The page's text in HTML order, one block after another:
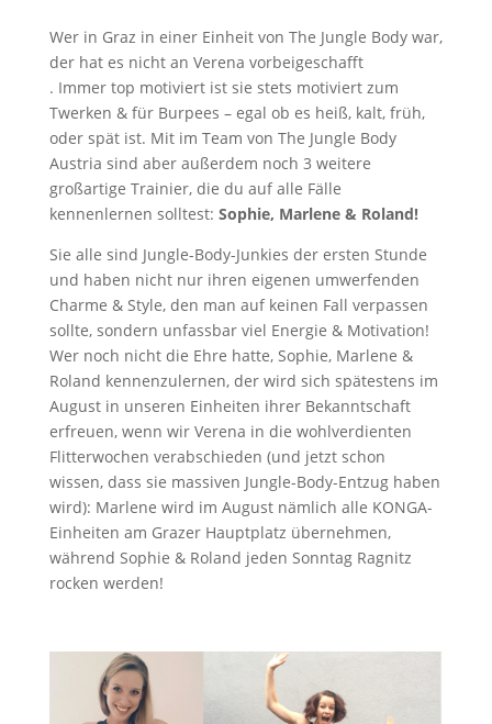
Wer in Graz in einer Einheit von The Jungle Body war,
der hat es nicht an Verena vorbeigeschafft
. Immer top motiviert ist sie stets motiviert zum
Twerken & für Burpees – egal ob es heiß, kalt, früh,
oder spät ist. Mit im Team von The Jungle Body
Austria sind aber außerdem noch 3 weitere
großartige Trainier, die du auf alle Fälle
kennenlernen solltest: Sophie, Marlene & Roland!
Sie alle sind Jungle-Body-Junkies der ersten Stunde
und haben nicht nur ihren eigenen umwerfenden
Charme & Style, den man auf keinen Fall verpassen
sollte, sondern unfassbar viel Energie & Motivation!
Wer noch nicht die Ehre hatte, Sophie, Marlene &
Roland kennenzulernen, der wird sich spätestens im
August in unseren Einheiten ihrer Bekanntschaft
erfreuen, wenn wir Verena in die wohlverdienten
Flitterwochen verabschieden (und jetzt schon
wissen, dass sie massiven Jungle-Body-Entzug haben
wird): Marlene wird im August nämlich alle KONGA-
Einheiten am Grazer Hauptplatz übernehmen,
während Sophie & Roland jeden Sonntag Ragnitz
rocken werden!